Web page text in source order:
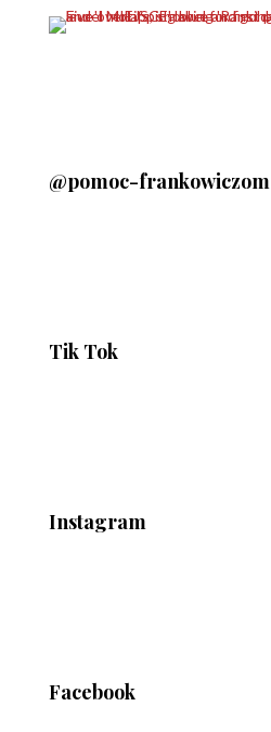
@pomoc-frankowiczom
Tik Tok
Instagram
Facebook